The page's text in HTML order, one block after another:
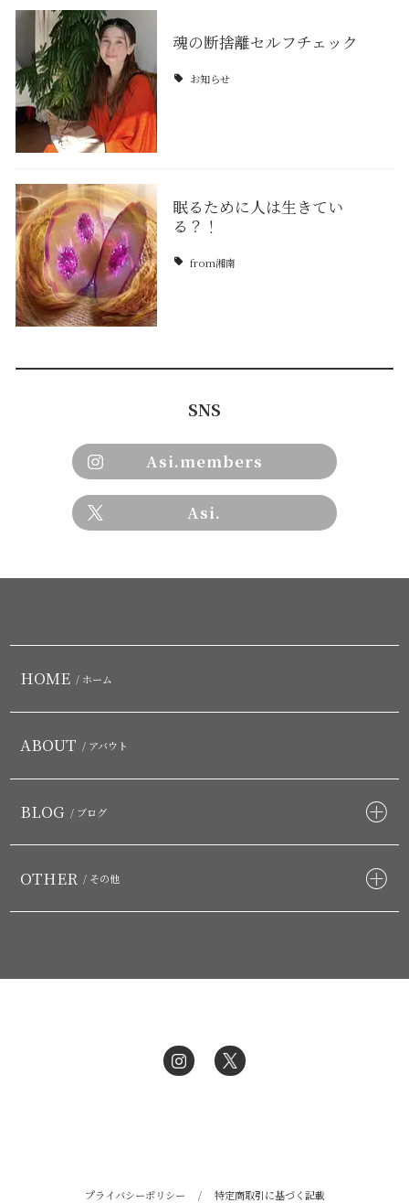
魂の断捨離セルフチェック
お知らせ
眠るために人は生きてい
る？！
from湘南
SNS
Asi.members
Asi.
HOME / ホーム
ABOUT / アバウト
BLOG / ブログ
OTHER / その他
プライバシーポリシー / 特定商取引に基づく記載